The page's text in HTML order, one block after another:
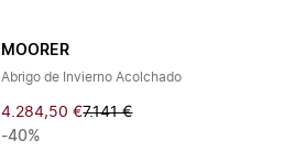
MOORER
Abrigo de Invierno Acolchado
4.284,50 €7.141 €
-40%